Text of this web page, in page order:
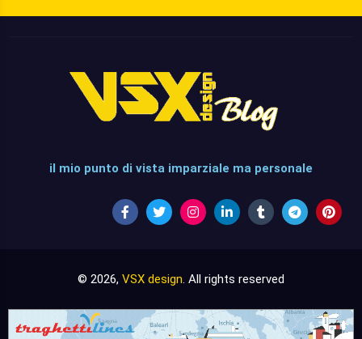
il mio punto di vista imparziale ma personale
© 2026, VSX design. All rights reserved